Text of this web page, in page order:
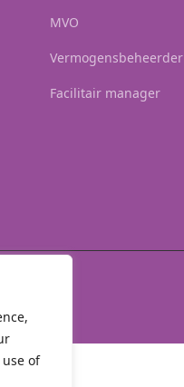
of
MVO
Vermogensbeheerder
Facilitair manager